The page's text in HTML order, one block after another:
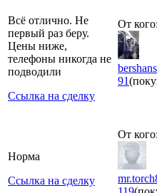
Всё отлично. Не
первый раз беру.
Цены ниже,
телефоны никогда не
подводили
Ссылка на сделку
От кого:
91
Норма
Ссылка на сделку
От кого: